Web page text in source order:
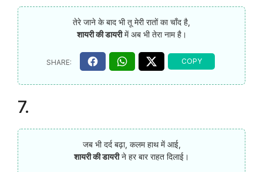
तेरे जाने के बाद भी तू मेरी रातों का चाँद है,
शायरी की डायरीमें अब भी तेरा नाम है।
7.
जब भी दर्द बढ़ा, कलम हाथ में आई,
शायरी की डायरीने हर बार राहत दिलाई।